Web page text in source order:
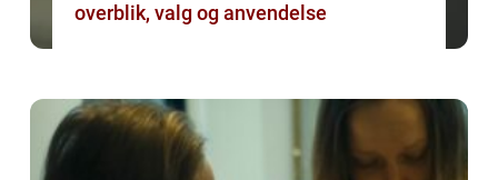
overblik, valg og anvendelse